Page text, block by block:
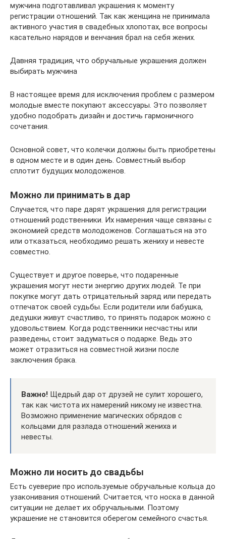
мужчина подготавливал украшения к моменту
регистрации отношений. Так как женщина не принимала
активного участия в свадебных хлопотах, все вопросы
касательно нарядов и венчания брал на себя жених.
Давняя традиция, что обручальные украшения должен
выбирать мужчина
В настоящее время для исключения проблем с размером
молодые вместе покупают аксессуары. Это позволяет
удобно подобрать дизайн и достичь гармоничного
сочетания.
Основной совет, что колечки должны быть приобретены
в одном месте и в один день. Совместный выбор
сплотит будущих молодоженов.
Можно ли принимать в дар
Случается, что паре дарят украшения для регистрации
отношений родственники. Их намерения чаще связаны с
экономией средств молодоженов. Соглашаться на это
или отказаться, необходимо решать жениху и невесте
совместно.
Существует и другое поверье, что подаренные
украшения могут нести энергию других людей. Те при
покупке могут дать отрицательный заряд или передать
отпечаток своей судьбы. Если родители или бабушка,
дедушки живут счастливо, то принять подарок можно с
удовольствием. Когда родственники несчастны или
разведены, стоит задуматься о подарке. Ведь это
может отразиться на совместной жизни после
заключения брака.
Важно! Щедрый дар от друзей не сулит хорошего,
так как чистота их намерений никому не известна.
Возможно применение магических обрядов с
кольцами для разлада отношений жениха и
невесты.
Можно ли носить до свадьбы
Есть суеверие про используемые обручальные кольца до
узаконивания отношений. Считается, что носка в данной
ситуации не делает их обручальными. Поэтому
украшение не становится оберегом семейного счастья.